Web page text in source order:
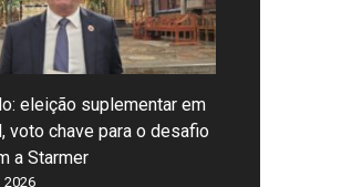
eleição suplementar em
voto chave para o desafio
a Starmer
2026